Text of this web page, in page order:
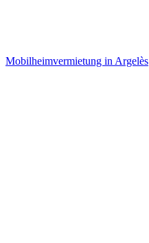
Mobilheimvermietung in Argelès